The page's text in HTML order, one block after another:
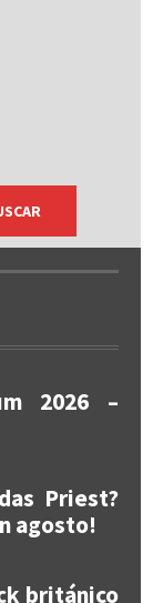
2026 –
Priest?
agosto!
británico